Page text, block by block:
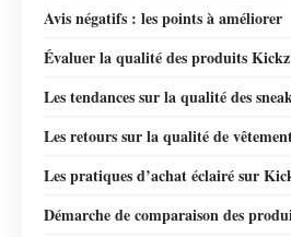
Avis négatifs : les points à améliorer
Évaluer la qualité des produits Kickz
Les tendances sur la qualité des
Les retours sur la qualité de
Les pratiques d’achat éclairé sur
Démarche de comparaison des